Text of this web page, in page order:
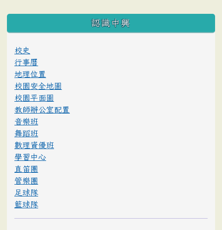
:::
認識中興
校史
行事曆
地理位置
校園安全地圖
校園平面圖
教師辦公室配置
音樂班
舞蹈班
數理資優班
學習中心
直笛團
管樂團
足球隊
籃球隊